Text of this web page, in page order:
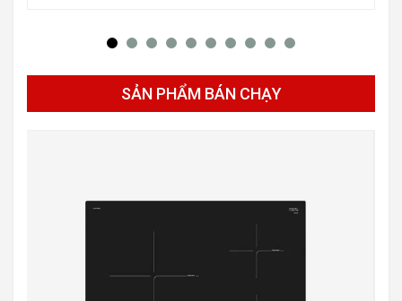
SẢN PHẨM BÁN CHẠY